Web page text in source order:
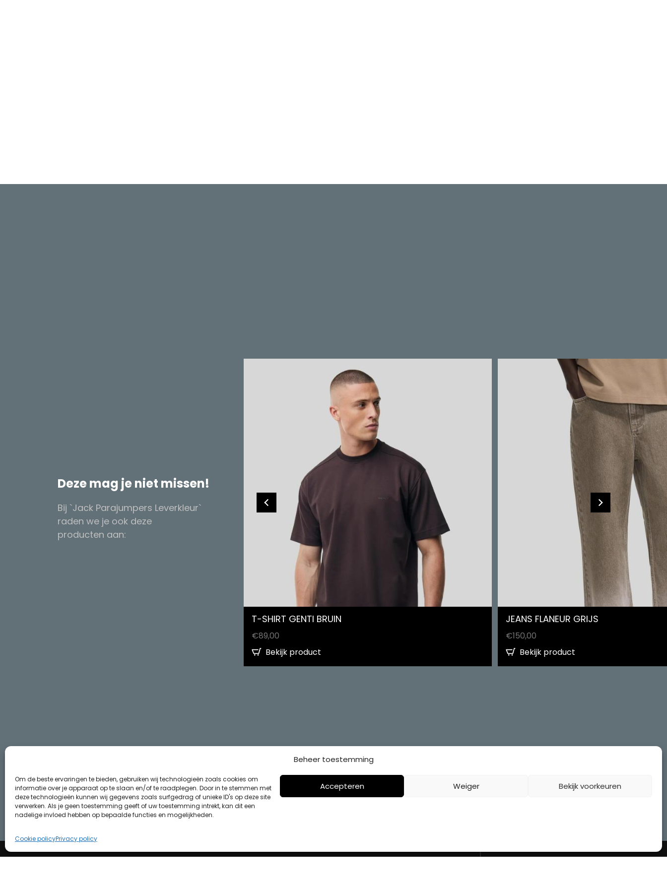
Beheer toestemming
Om de beste ervaringen te bieden, gebruiken wij technologieën zoals cookies om
informatie over je apparaat op te slaan en/of te raadplegen. Door in te stemmen met
deze technologieën kunnen wij gegevens zoals surfgedrag of unieke ID's op deze site
verwerken. Als je geen toestemming geeft of uw toestemming intrekt, kan dit een
nadelige invloed hebben op bepaalde functies en mogelijkheden.
Accepteren Weiger Bekijk voorkeuren
Cookie policyPrivacy policy
Deze mag je niet missen!
Bij `Jack Parajumpers Leverkleur`
raden we je ook deze
producten aan:
T-SHIRT GENTI BRUIN
€89,00
Bekijk product
JEANS FLANEUR GRIJS
€150,00
Bekijk product